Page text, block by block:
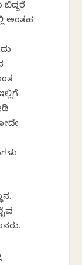
ಅಂತಹ